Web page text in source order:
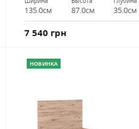
135.0см 87.0см 35.0см
7 540 грн
НОВИНКА